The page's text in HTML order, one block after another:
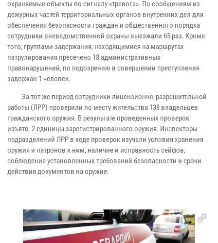
охраняемые объекты по сигналу «тревога». По сообщениям из
дежурных частей территориальных органов внутренних дел для
обеспечения безопасности граждан и общественного порядка
сотрудники вневедомственной охраны выезжали 65 раз. Кроме
того, группами задержания, находящимися на маршрутах
патрулирования пресечено 18 административных
правонарушений, по подозрению в совершении преступления
задержан 1 человек.
За тот же период сотрудники лицензионно-разрешительной
работы (ЛРР) проверили по месту жительства 138 владельцев
гражданского оружия. В результате проведенных проверок
изъято 2 единицы зарегистрированного оружия. Инспекторы
подразделений ЛРР в ходе проверок изучали условия хранения
оружия и патронов к ним, наличие и исправность сейфов,
соблюдение установленных требований безопасности и сроки
действия документов на оружие.